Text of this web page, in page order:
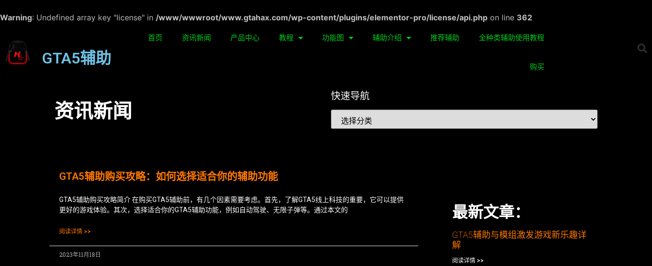
Warning: Undefined array key "license" in /www/wwwroot/www.gtahax.com/wp-content/plugins/elementor-pro/license/api.php on line 362
GTA5辅助
首页 资讯新闻 产品中心 教程 功能图 辅助介绍 推荐辅助 全种类辅助使用教程
购买
资讯新闻
快速导航
GTA5辅助购买攻略：如何选择适合你的辅助功能
GTA5辅助购买攻略简介 在购买GTA5辅助前，有几个因素需要考虑。首先，了解GTA5线上科技的重要，它可以提供
更好的游戏体验。其次，选择适合你的GTA5辅助功能，例如自动驾驶、无限子弹等。通过本文的
阅读详情 >>
2023年11月18日
最新文章：
GTA5辅助与模组激发游戏新乐趣详
解
阅读详情 >>